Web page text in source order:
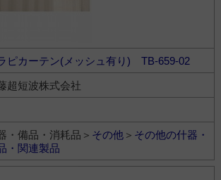
ピカーテン(メッシュ有り) TB-659-02
超短波株式会社
・備品・消耗品＞ その他＞ その他の什器・
・関連製品